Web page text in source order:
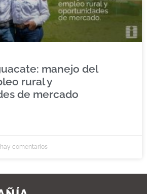
manejo del
rural y
de mercado
comentarios